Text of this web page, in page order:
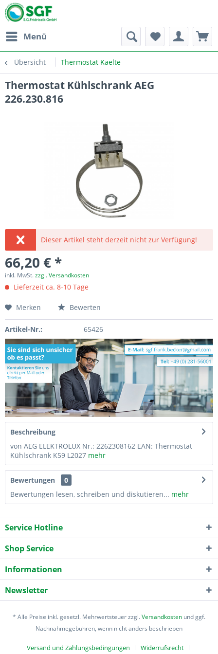
Menü
Übersicht Thermostat Kaelte
Thermostat Kühlschrank AEG
226.230.816
Dieser Artikel steht derzeit nicht zur Verfügung!
66,20 € *
inkl. MwSt.zzgl. Versandkosten
Lieferzeit ca. 8-10 Tage
Merken Bewerten
Artikel-Nr.: 65426
Beschreibung
von AEG ELEKTROLUX Nr.: 2262308162 EAN: Thermostat
Kühlschrank K59 L2027 mehr
Bewertungen
0
Bewertungen lesen, schreiben und diskutieren... mehr
Service Hotline
Shop Service
Informationen
Newsletter
* Alle Preise inkl. gesetzl. Mehrwertsteuer zzgl.Versandkosten und ggf.
Nachnahmegebühren, wenn nicht anders beschrieben
Versand und Zahlungsbedingungen Widerrufsrecht